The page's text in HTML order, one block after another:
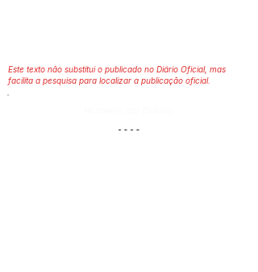
Este texto não substitui o publicado no Diário Oficial, mas
facilita a pesquisa para localizar a publicação oficial.
2020